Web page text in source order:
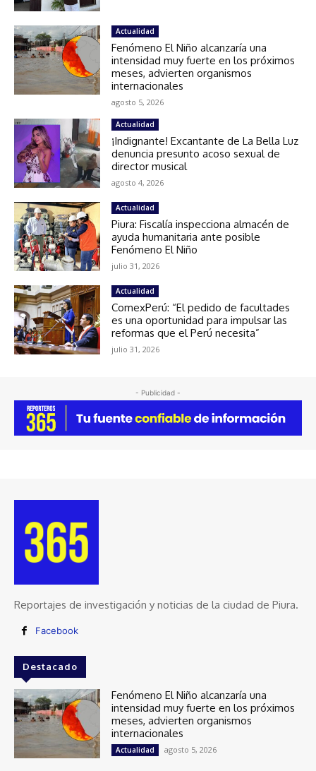
Actualidad
Fenómeno El Niño alcanzaría una
intensidad muy fuerte en los próximos
meses, advierten organismos
internacionales
agosto 5, 2026
Actualidad
¡Indignante! Excantante de La Bella Luz
denuncia presunto acoso sexual de
director musical
agosto 4, 2026
Actualidad
Piura: Fiscalía inspecciona almacén de
ayuda humanitaria ante posible
Fenómeno El Niño
julio 31, 2026
Actualidad
ComexPerú: “El pedido de facultades
es una oportunidad para impulsar las
reformas que el Perú necesita”
julio 31, 2026
- Publicidad -
Reportajes de investigación y noticias de la ciudad de Piura.
Facebook
Destacado
Fenómeno El Niño alcanzaría una
intensidad muy fuerte en los próximos
meses, advierten organismos
internacionales
Actualidad agosto 5, 2026